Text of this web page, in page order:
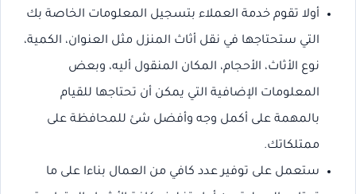
أولا تقوم خدمة العملاء بتسجيل المعلومات الخاصة بك
التي ستحتاجها في نقل أثاث المنزل مثل العنوان، الكمية،
نوع الأثاث، الأحجام، المكان المنقول أليه، وبعض
المعلومات الإضافية التي يمكن أن تحتاجها للقيام
بالمهمة على أكمل وجه وأفضل شئ للمحافظة على
ممتلكاتك.
ستعمل على توفير عدد كافي من العمال بناءا على ما